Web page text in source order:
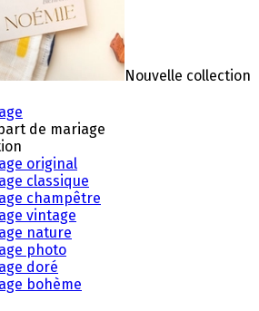
Nouvelle collection
de mariage
original
classique
champêtre
vintage
nature
photo
doré
bohème